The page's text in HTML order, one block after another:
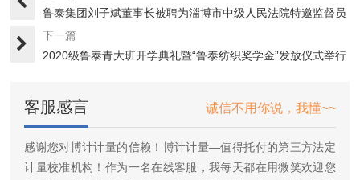
鲁泰集团刘子斌董事长被聘为淄博市中级人民法院特邀监督员
下一篇
2020级鲁泰青大班开学典礼暨“鲁泰纺织奖学金”发放仪式举行
客服感言 诚信不用你说，我懂~~
感谢您对博计计量的信赖！博计计量—值得托付的第三方法定
计量校准机构！作为一名在线客服，我每天都在用微笑欢迎您